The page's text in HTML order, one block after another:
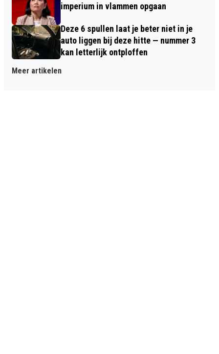
imperium in vlammen opgaan
Deze 6 spullen laat je beter niet in je
auto liggen bij deze hitte — nummer 3
kan letterlijk ontploffen
Meer artikelen